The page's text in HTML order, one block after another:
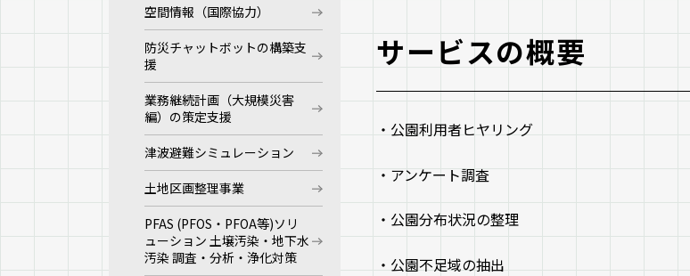
サービスの概要
・公園利用者ヒヤリング
・アンケート調査
・公園分布状況の整理
・公園不足域の抽出
空間情報（国際協力）
防災チャットボットの構築支
援
業務継続計画（大規模災害
編）の策定支援
津波避難シミュレーション
土地区画整理事業
PFAS (PFOS・PFOA等)ソリ
ューション 土壌汚染・地下水
汚染 調査・分析・浄化対策